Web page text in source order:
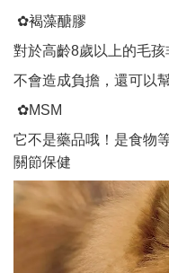
✿褐藻醣膠
對於高齡8歲以上的毛孩
不會造成負擔，還可以
✿MSM
它不是藥品哦！是食物
關節保健